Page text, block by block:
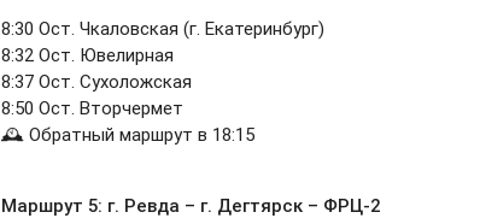
8:30 Ост. Чкаловская (г. Екатеринбург)
8:32 Ост. Ювелирная
8:37 Ост. Сухоложская
8:50 Ост. Вторчермет
🕰 Обратный маршрут в 18:15
Маршрут 5: г. Ревда – г. Дегтярск – ФРЦ-2